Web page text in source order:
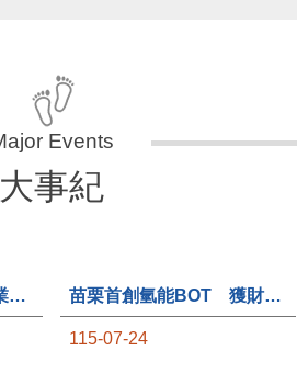
大事紀
縣長見證「核心醫療產業推動園區」產學合作簽約儀式 苗栗首創氫能BOT 獲財政部「突破之翼」肯定
115-07-24